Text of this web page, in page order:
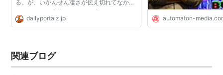
る。が、いかんせん凄さが伝え切れてなかっ
た。というか実物のあまりの凄さに、これは
もう一度ちゃんと伝えなければ！と思った。
dailyportalz.jp automaton-
関連ブログ